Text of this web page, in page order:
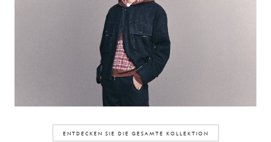
ENTDECKEN SIE DIE GESAMTE KOLLEKTION